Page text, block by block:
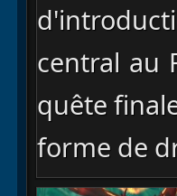
central au
quête
forme de